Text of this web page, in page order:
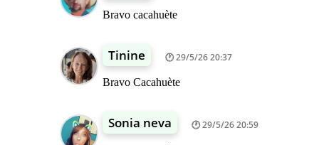
Bravo cacahuète
Tinine 29/5/26 20:37
Bravo Cacahuète
Sonia neva 29/5/26 20:59